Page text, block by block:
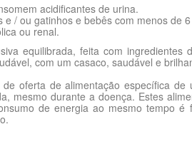
acidificantes de urina.
e / ou gatinhos e bebês com menos de
ou renal.
equilibrada, feita com
com um casaco, saudável e
oferta de alimentação específica
mesmo durante a doença. Estes
de energia ao mesmo tempo